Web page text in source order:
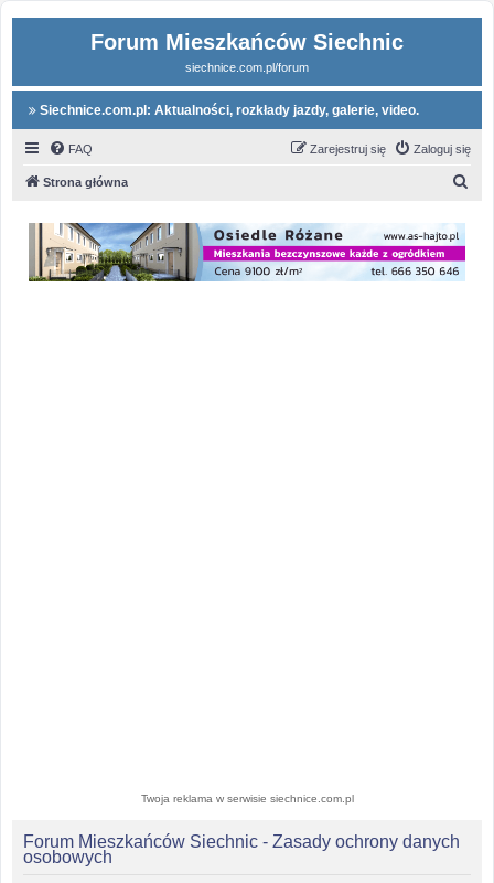
Forum Mieszkańców Siechnic
siechnice.com.pl/forum
Siechnice.com.pl: Aktualności, rozkłady jazdy, galerie, video.
FAQ Zaloguj się
Zarejestruj się
Strona główna
Twoja reklama w serwisie siechnice.com.pl
Forum Mieszkańców Siechnic - Zasady ochrony danych
osobowych